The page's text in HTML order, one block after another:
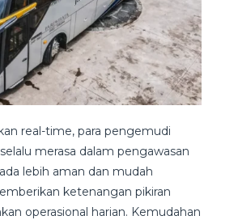
real-time, para pengemudi
merasa dalam pengawasan
lebih aman dan mudah
ketenangan pikiran
operasional harian. Kemudahan